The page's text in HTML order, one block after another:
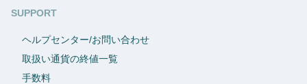
SUPPORT
ヘルプセンター/お問い合わせ
取扱い通貨の終値一覧
手数料